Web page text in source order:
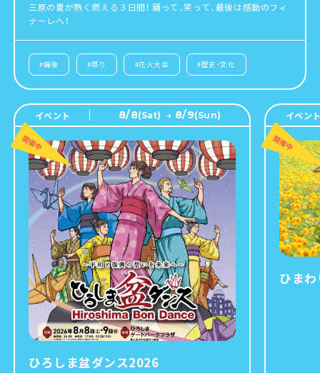
三原の夏が熱く燃える３日間！ 踊って、笑って、最後は感動のフィ
ナーレへ！
#備後 #祭り #花火大会 #歴史・文化
イベント 8/8(Sat) → 8/9(Sun)
ひろしま盆ダンス2026
イベン
ひま